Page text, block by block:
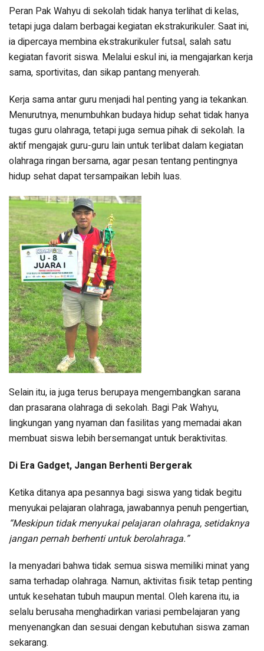
Peran Pak Wahyu di sekolah tidak hanya terlihat di kelas,
tetapi juga dalam berbagai kegiatan ekstrakurikuler. Saat ini,
ia dipercaya membina ekstrakurikuler futsal, salah satu
kegiatan favorit siswa. Melalui eskul ini, ia mengajarkan kerja
sama, sportivitas, dan sikap pantang menyerah.
Kerja sama antar guru menjadi hal penting yang ia tekankan.
Menurutnya, menumbuhkan budaya hidup sehat tidak hanya
tugas guru olahraga, tetapi juga semua pihak di sekolah. Ia
aktif mengajak guru-guru lain untuk terlibat dalam kegiatan
olahraga ringan bersama, agar pesan tentang pentingnya
hidup sehat dapat tersampaikan lebih luas.
Selain itu, ia juga terus berupaya mengembangkan sarana
dan prasarana olahraga di sekolah. Bagi Pak Wahyu,
lingkungan yang nyaman dan fasilitas yang memadai akan
membuat siswa lebih bersemangat untuk beraktivitas.
Di Era Gadget, Jangan Berhenti Bergerak
Ketika ditanya apa pesannya bagi siswa yang tidak begitu
menyukai pelajaran olahraga, jawabannya penuh pengertian,
“Meskipun tidak menyukai pelajaran olahraga, setidaknya
jangan pernah berhenti untuk berolahraga.”
Ia menyadari bahwa tidak semua siswa memiliki minat yang
sama terhadap olahraga. Namun, aktivitas fisik tetap penting
untuk kesehatan tubuh maupun mental. Oleh karena itu, ia
selalu berusaha menghadirkan variasi pembelajaran yang
menyenangkan dan sesuai dengan kebutuhan siswa zaman
sekarang.